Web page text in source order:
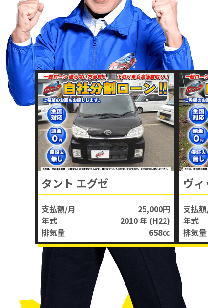
タント エグゼ
支払額/月
25,000円
年式
2010 年 (H22)
排気量
658cc
ヴィ
支払
年式
排気量